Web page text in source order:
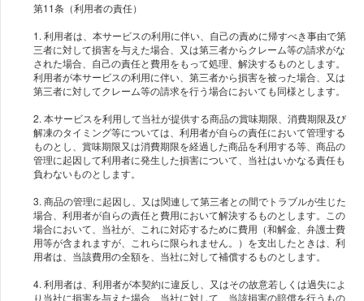
第11条（利用者の責任）
1. 利用者は、本サービスの利用に伴い、自己の責めに帰すべき事由で第
三者に対して損害を与えた場合、又は第三者からクレーム等の請求がな
された場合、自己の責任と費用をもって処理、解決するものとします。
利用者が本サービスの利用に伴い、第三者から損害を被った場合、又は
第三者に対してクレーム等の請求を行う場合においても同様とします。
2. 本サービスを利用して当社が提供する商品の賞味期限、消費期限及び
解凍のタイミング等については、利用者が自らの責任において管理する
ものとし、賞味期限又は消費期限を経過した商品を利用する等、商品の
管理に起因して利用者に発生した損害について、当社はいかなる責任も
負わないものとします。
3. 商品の管理に起因し、又は関連して第三者との間でトラブルが生じた
場合、利用者が自らの責任と費用において解決するものとします。この
場合において、当社が、これに対応するために費用（和解金、弁護士費
用等が含まれますが、これらに限られません。）を支出したときは、利
用者は、当該費用の全額を、当社に対して補償するものとします。
4. 利用者は、利用者が本契約に違反し、又はその故意若しくは過失によ
り当社に損害を与えた場合、当社に対して、当該損害の賠償を行うもの